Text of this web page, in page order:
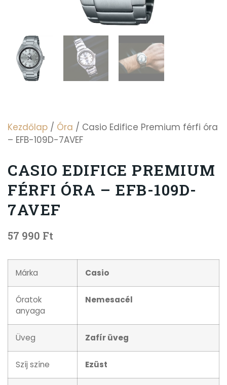
Kezdőlap / Óra / Casio Edifice Premium férfi óra
– EFB-109D-7AVEF
CASIO EDIFICE PREMIUM
FÉRFI ÓRA – EFB-109D-
7AVEF
57 990 Ft
Márka Casio
Óratok
anyaga
Nemesacél
Üveg Zafír üveg
Szíj színe Ezüst